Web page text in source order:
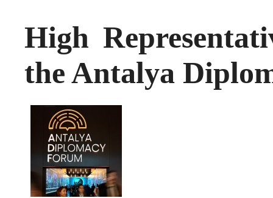
High
the Antalya